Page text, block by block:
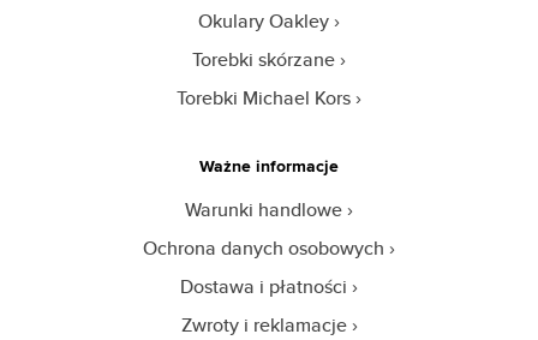
Okulary Oakley
Torebki skórzane
Torebki Michael Kors
Ważne informacje
Warunki handlowe
Ochrona danych osobowych
Dostawa i płatności
Zwroty i reklamacje